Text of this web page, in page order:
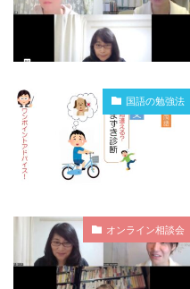
国語の勉強法
オンライン相談会